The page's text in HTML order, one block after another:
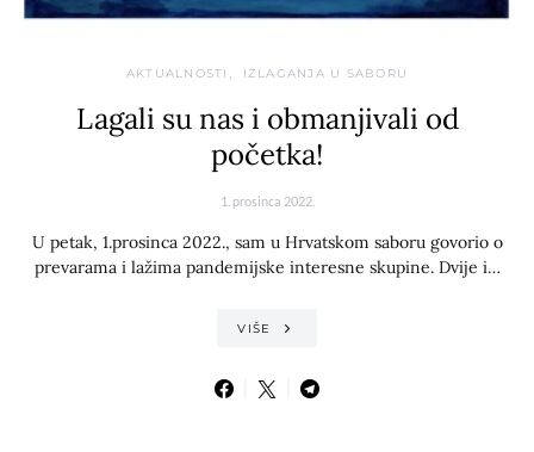
AKTUALNOSTI IZLAGANJA U SABORU
Lagali su nas i obmanjivali od
početka!
1. prosinca 2022.
U petak, 1.prosinca 2022., sam u Hrvatskom saboru govorio o
prevarama i lažima pandemijske interesne skupine. Dvije i…
VIŠE